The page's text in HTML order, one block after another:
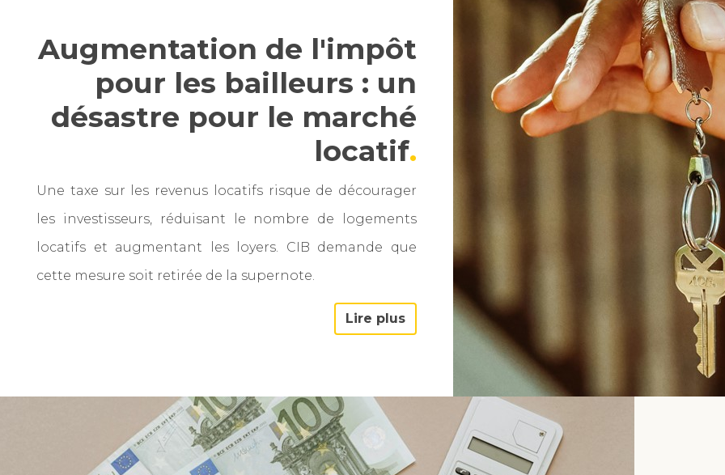
Augmentation de l'impôt
pour les bailleurs : un
désastre pour le marché
locatif
Une taxe sur les revenus locatifs risque de décourager
les investisseurs, réduisant le nombre de logements
locatifs et augmentant les loyers. CIB demande que
cette mesure soit retirée de la supernote.
Lire plus